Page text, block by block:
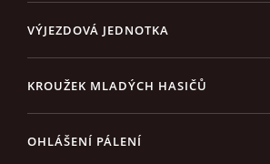
VÝJEZDOVÁ JEDNOTKA
KROUŽEK MLADÝCH HASIČŮ
OHLÁŠENÍ PÁLENÍ